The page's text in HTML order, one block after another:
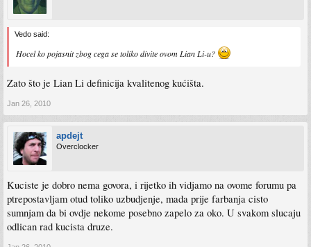
Vedo said:
Hocel ko pojasnit zbog cega se toliko divite ovom Lian Li-u?
Zato što je Lian Li definicija kvalitenog kućišta.
Jan 26, 2010
apdejt
Overclocker
Kuciste je dobro nema govora, i rijetko ih vidjamo na ovome forumu pa
ptrepostavljam otud toliko uzbudjenje, mada prije farbanja cisto
sumnjam da bi ovdje nekome posebno zapelo za oko. U svakom slucaju
odlican rad kucista druze.